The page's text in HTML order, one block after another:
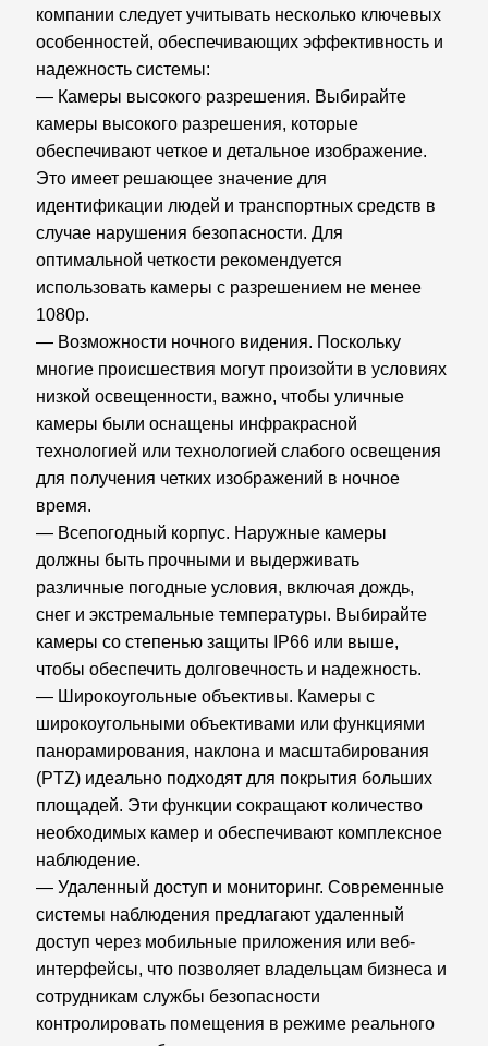
компании следует учитывать несколько ключевых
особенностей, обеспечивающих эффективность и
надежность системы:
— Камеры высокого разрешения. Выбирайте
камеры высокого разрешения, которые
обеспечивают четкое и детальное изображение.
Это имеет решающее значение для
идентификации людей и транспортных средств в
случае нарушения безопасности. Для
оптимальной четкости рекомендуется
использовать камеры с разрешением не менее
1080p.
— Возможности ночного видения. Поскольку
многие происшествия могут произойти в условиях
низкой освещенности, важно, чтобы уличные
камеры были оснащены инфракрасной
технологией или технологией слабого освещения
для получения четких изображений в ночное
время.
— Всепогодный корпус. Наружные камеры
должны быть прочными и выдерживать
различные погодные условия, включая дождь,
снег и экстремальные температуры. Выбирайте
камеры со степенью защиты IP66 или выше,
чтобы обеспечить долговечность и надежность.
— Широкоугольные объективы. Камеры с
широкоугольными объективами или функциями
панорамирования, наклона и масштабирования
(PTZ) идеально подходят для покрытия больших
площадей. Эти функции сокращают количество
необходимых камер и обеспечивают комплексное
наблюдение.
— Удаленный доступ и мониторинг. Современные
системы наблюдения предлагают удаленный
доступ через мобильные приложения или веб-
интерфейсы, что позволяет владельцам бизнеса и
сотрудникам службы безопасности
контролировать помещения в режиме реального